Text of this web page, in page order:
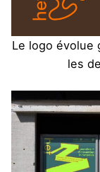
Le logo évolue
les